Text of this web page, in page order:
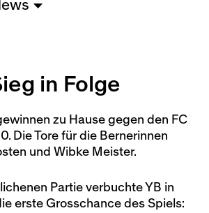
3:1
*
*
1:8
12:1
1:0
in Folge
zu Hause gegen den FC
Die Tore für die Bernerinnen
und Wibke Meister.
Partie verbuchte YB in
erste Grosschance des Spiels: